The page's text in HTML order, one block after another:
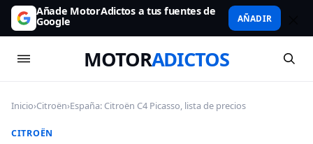
Añade MotorAdictos a tus fuentes de
Google AÑADIR
MOTORADICTOS
Inicio›Citroën›España: Citroën C4 Picasso, lista de precios
CITROËN